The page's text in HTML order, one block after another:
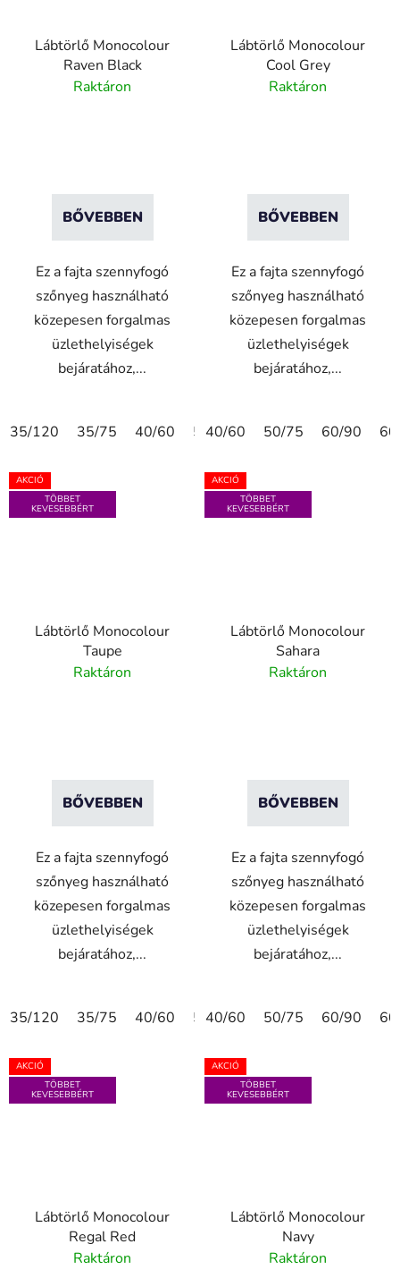
Lábtörlő Monocolour
Raven Black
Raktáron
BŐVEBBEN
Ez a fajta szennyfogó
szőnyeg használható
közepesen forgalmas
üzlethelyiségek
bejáratához,...
35/120 35/75 40/60 50/75 60/90 60/180
Lábtörlő Monocolour
Cool Grey
Raktáron
BŐVEBBEN
Ez a fajta szennyfogó
szőnyeg használható
közepesen forgalmas
üzlethelyiségek
bejáratához,...
40/60 50/75 60/90
AKCIÓ
TÖBBET
KEVESEBBÉRT
Lábtörlő Monocolour
Taupe
Raktáron
BŐVEBBEN
Ez a fajta szennyfogó
szőnyeg használható
közepesen forgalmas
üzlethelyiségek
bejáratához,...
35/120 35/75 40/60 50/75 60/90 60/180
AKCIÓ
TÖBBET
KEVESEBBÉRT
Lábtörlő Monocolour
Sahara
Raktáron
BŐVEBBEN
Ez a fajta szennyfogó
szőnyeg használható
közepesen forgalmas
üzlethelyiségek
bejáratához,...
40/60 50/75 60/90
AKCIÓ
TÖBBET
KEVESEBBÉRT
Lábtörlő Monocolour
Regal Red
Raktáron
AKCIÓ
TÖBBET
KEVESEBBÉRT
Lábtörlő Monocolour
Navy
Raktáron